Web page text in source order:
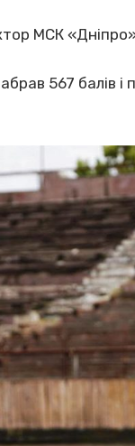
МСК
567 балів